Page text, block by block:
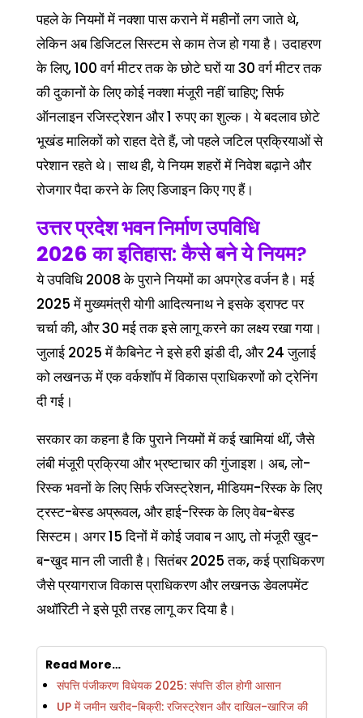
पहले के नियमों में नक्शा पास कराने में महीनों लग जाते थे,
लेकिन अब डिजिटल सिस्टम से काम तेज हो गया है। उदाहरण
के लिए, 100 वर्ग मीटर तक के छोटे घरों या 30 वर्ग मीटर तक
की दुकानों के लिए कोई नक्शा मंजूरी नहीं चाहिए; सिर्फ
ऑनलाइन रजिस्ट्रेशन और 1 रुपए का शुल्क। ये बदलाव छोटे
भूखंड मालिकों को राहत देते हैं, जो पहले जटिल प्रक्रियाओं से
परेशान रहते थे। साथ ही, ये नियम शहरों में निवेश बढ़ाने और
रोजगार पैदा करने के लिए डिजाइन किए गए हैं।
उत्तर प्रदेश भवन निर्माण उपविधि
2026का इतिहास: कैसे बने ये नियम?
ये उपविधि 2008 के पुराने नियमों का अपग्रेड वर्जन है। मई
2025 में मुख्यमंत्री योगी आदित्यनाथ ने इसके ड्राफ्ट पर
चर्चा की, और 30 मई तक इसे लागू करने का लक्ष्य रखा गया।
जुलाई 2025 में कैबिनेट ने इसे हरी झंडी दी, और 24 जुलाई
को लखनऊ में एक वर्कशॉप में विकास प्राधिकरणों को ट्रेनिंग
दी गई।
सरकार का कहना है कि पुराने नियमों में कई खामियां थीं, जैसे
लंबी मंजूरी प्रक्रिया और भ्रष्टाचार की गुंजाइश। अब, लो-
रिस्क भवनों के लिए सिर्फ रजिस्ट्रेशन, मीडियम-रिस्क के लिए
ट्रस्ट-बेस्ड अप्रूवल, और हाई-रिस्क के लिए वेब-बेस्ड
सिस्टम। अगर 15 दिनों में कोई जवाब न आए, तो मंजूरी खुद-
ब-खुद मान ली जाती है। सितंबर 2025 तक, कई प्राधिकरण
जैसे प्रयागराज विकास प्राधिकरण और लखनऊ डेवलपमेंट
अथॉरिटी ने इसे पूरी तरह लागू कर दिया है।
Read More…
संपत्ति पंजीकरण विधेयक 2025: संपत्ति डील होगी आसान
UP में जमीन खरीद-बिक्री: रजिस्ट्रेशन और दाखिल-खारिज की